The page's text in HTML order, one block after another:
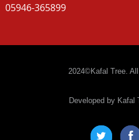
05946-365899
2024©Kafal Tree.
Developed by Kafal